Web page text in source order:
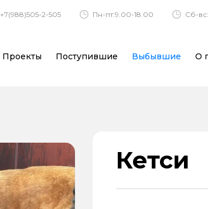
+7(988)505-2-505 Пн-пт:9.00-18.00 Сб-
Проекты Поступившие Выбывшие О
Кетси